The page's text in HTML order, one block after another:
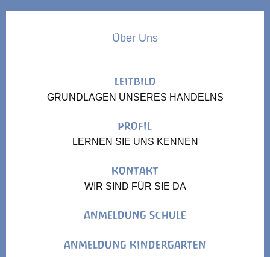
Über Uns
LEITBILD
GRUNDLAGEN UNSERES HANDELNS
PROFIL
LERNEN SIE UNS KENNEN
KONTAKT
WIR SIND FÜR SIE DA
ANMELDUNG SCHULE
ANMELDUNG KINDERGARTEN